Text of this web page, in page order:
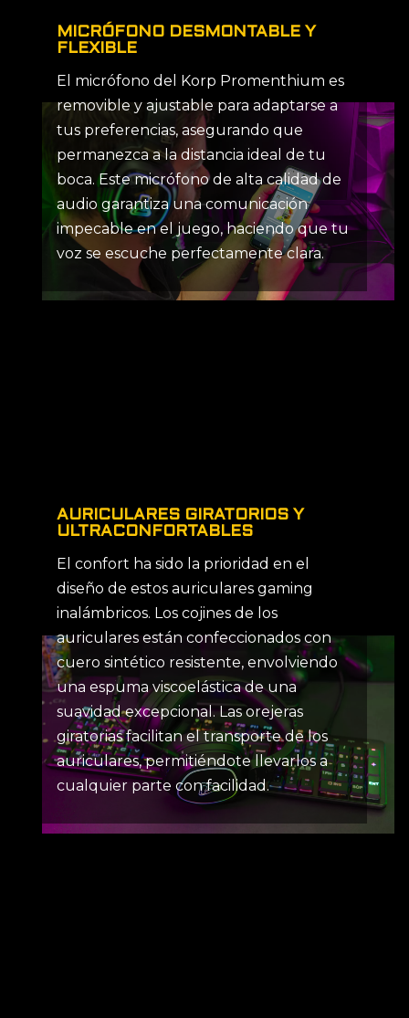
MICRÓFONO DESMONTABLE Y
FLEXIBLE
El micrófono del Korp Promenthium es
removible y ajustable para adaptarse a
tus preferencias, asegurando que
permanezca a la distancia ideal de tu
boca. Este micrófono de alta calidad de
audio garantiza una comunicación
impecable en el juego, haciendo que tu
voz se escuche perfectamente clara.
AURICULARES GIRATORIOS Y
ULTRACONFORTABLES
El confort ha sido la prioridad en el
diseño de estos auriculares gaming
inalámbricos. Los cojines de los
auriculares están confeccionados con
cuero sintético resistente, envolviendo
una espuma viscoelástica de una
suavidad excepcional. Las orejeras
giratorias facilitan el transporte de los
auriculares, permitiéndote llevarlos a
cualquier parte con facilidad.